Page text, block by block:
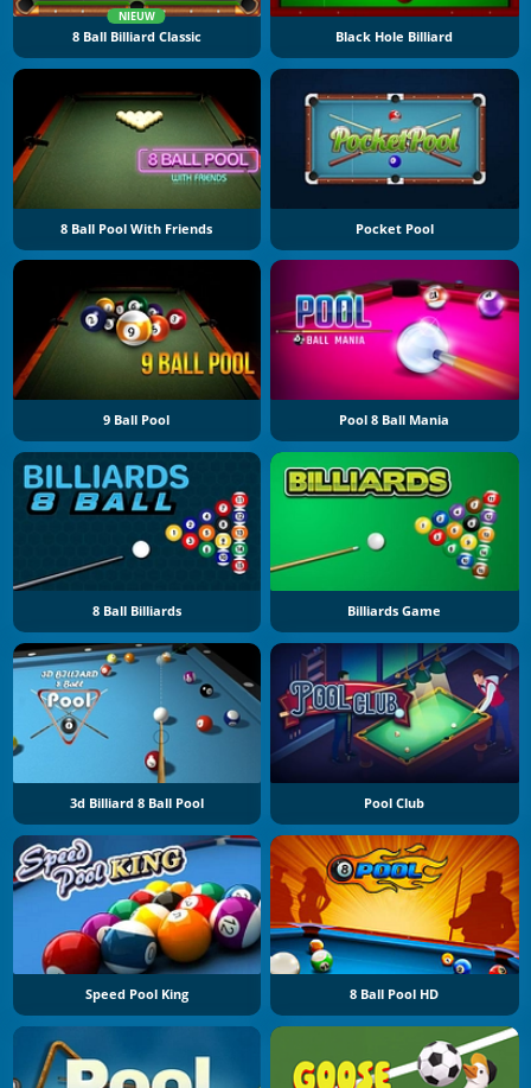
NIEUW
8 Ball Billiard Classic Black Hole Billiard
8 Ball Pool With Friends Pocket Pool
9 Ball Pool Pool 8 Ball Mania
8 Ball Billiards Billiards Game
3d Billiard 8 Ball Pool Pool Club
Speed Pool King 8 Ball Pool HD